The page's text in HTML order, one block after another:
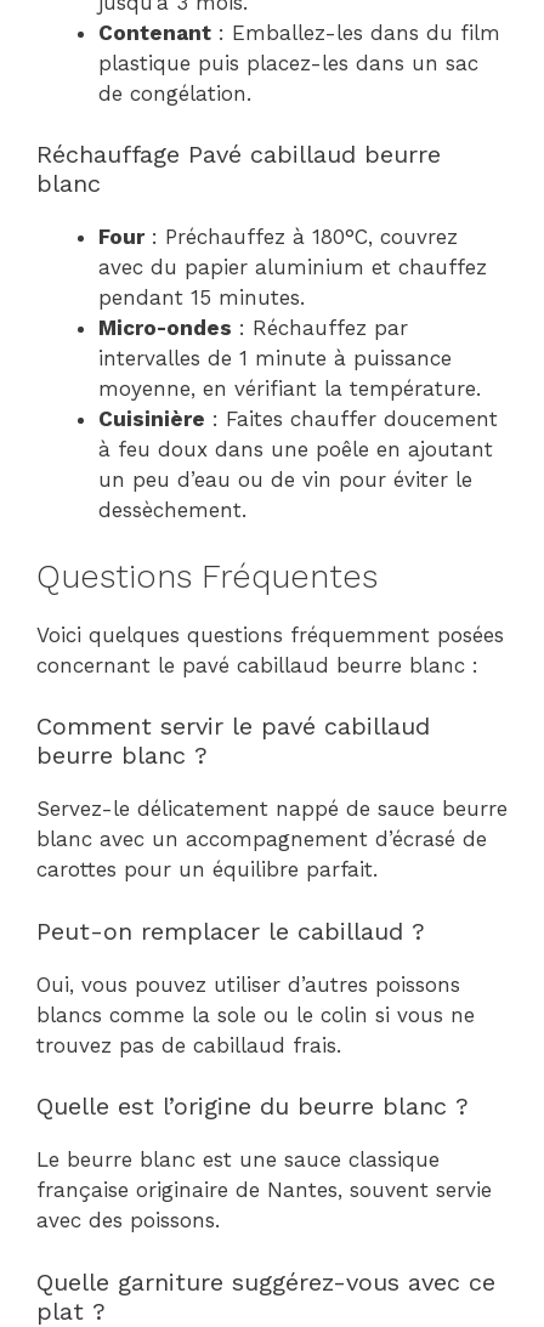
Contenant : Emballez-les dans du film
plastique puis placez-les dans un sac
de congélation.
Réchauffage Pavé cabillaud beurre
blanc
Four: Préchauffez à 180°C, couvrez
avec du papier aluminium et chauffez
pendant 15 minutes.
Micro-ondes : Réchauffez par
intervalles de 1 minute à puissance
moyenne, en vérifiant la température.
Cuisinière : Faites chauffer doucement
à feu doux dans une poêle en ajoutant
un peu d’eau ou de vin pour éviter le
dessèchement.
Questions Fréquentes
Voici quelques questions fréquemment posées
concernant le pavé cabillaud beurre blanc :
Comment servir le pavé cabillaud
beurre blanc ?
Servez-le délicatement nappé de sauce beurre
blanc avec un accompagnement d’écrasé de
carottes pour un équilibre parfait.
Peut-on remplacer le cabillaud ?
Oui, vous pouvez utiliser d’autres poissons
blancs comme la sole ou le colin si vous ne
trouvez pas de cabillaud frais.
Quelle est l’origine du beurre blanc ?
Le beurre blanc est une sauce classique
française originaire de Nantes, souvent servie
avec des poissons.
Quelle garniture suggérez-vous avec ce
plat ?